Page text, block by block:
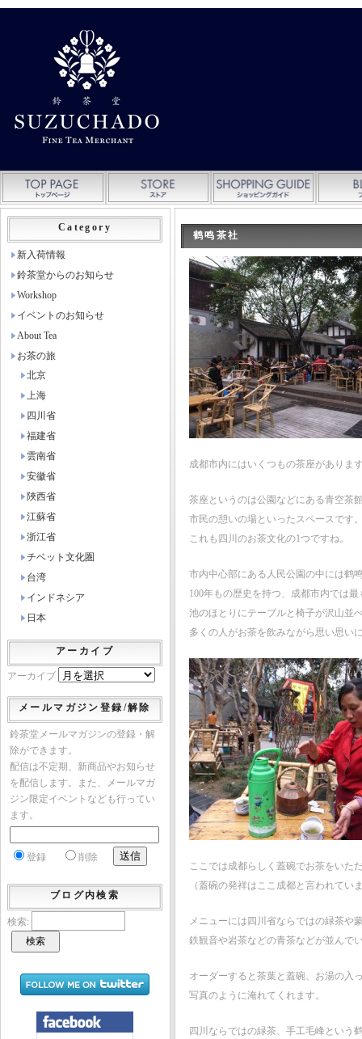
鹤鸣茶社
成都市内にはいくつもの茶座がありま
茶座というのは公園などにある青空茶
市民の憩いの場といったスペースです
これも四川のお茶文化の1つですね。
市内中心部にある人民公園の中には鹤
100年もの歴史を持つ、成都市内では
池のほとりにテーブルと椅子が沢山並
多くの人がお茶を飲みながら思い思い
ここでは成都らしく蓋碗でお茶をいた
（蓋碗の発祥はここ成都と言われてい
メニューには四川省ならではの緑茶や
鉄観音や岩茶などの青茶などが並んで
オーダーすると茶葉と蓋碗、お湯の入
写真のように淹れてくれます。
四川ならではの緑茶、手工毛峰という
Category
新入荷情報
鈴茶堂からのお知らせ
Workshop
イベントのお知らせ
About Tea
お茶の旅
北京
上海
四川省
福建省
雲南省
安徽省
陜西省
江蘇省
浙江省
チベット文化圏
台湾
インドネシア
日本
アーカイブ
アーカイブ
メールマガジン登録/解除
鈴茶堂メールマガジンの登録・解
除ができます。
配信は不定期、新商品やお知らせ
を配信します。また、メールマガ
ジン限定イベントなども行ってい
ます。
登録 削除
ブログ内検索
検索: